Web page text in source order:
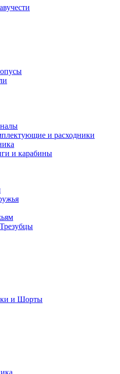
и расходники
и карабины
и Шорты